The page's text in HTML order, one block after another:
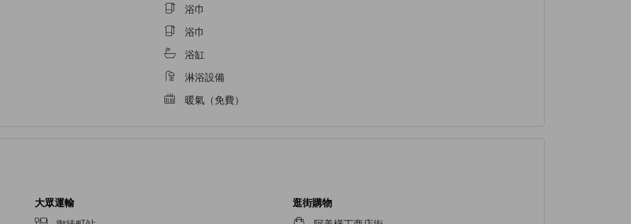
浴巾
浴巾
浴缸
淋浴設備
暖氣（免費）
大眾運輸
逛街購物